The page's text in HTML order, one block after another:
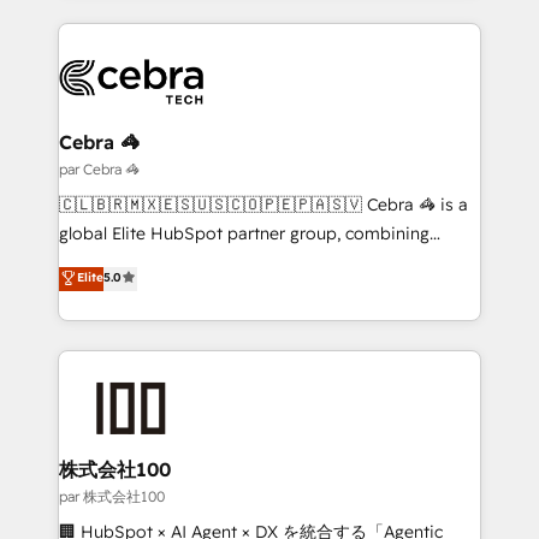
website, or build your new one.
Cebra 🦓
par Cebra 🦓
🇨🇱🇧🇷🇲🇽🇪🇸🇺🇸🇨🇴🇵🇪🇵🇦🇸🇻 Cebra 🦓 is a
global Elite HubSpot partner group, combining
technology, marketing and media expertise across
Latin America and Southern Europe, with teams
across 9 countries. Born in Chile, we combine local
insight with international reach to help businesses
grow. For over 12 years, we’ve delivered 500+
solutions that integrate CRM, AI automation, inbound
and loop marketing, content, and digital creativity.
Our multicultural team works in Spanish, Portuguese,
and English to design scalable strategies that drive
Elite5.0
株式会社100
par 株式会社100
🏢 HubSpot × AI Agent × DX を統合する「Agentic